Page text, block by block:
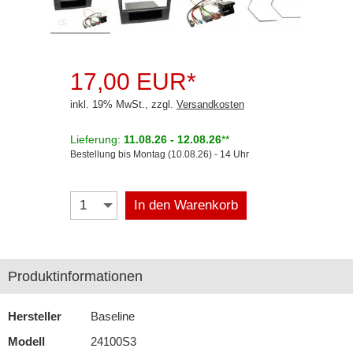
Aktivsystemadapter
Antennenkabel
Antennensplitter
Antennenstab
Antennenverstärker
Aux-In-Adapter
Bluetooth
CAN-BUS-Adapter
17,00 EUR*
inkl. 19% MwSt., zzgl. Versandkosten
Lieferung: 11.08.26 - 12.08.26**
Bestellung bis Montag (10.08.26) - 14 Uhr
In den Warenkorb
Produktinformationen
Hersteller
Baseline
Modell
24100S3